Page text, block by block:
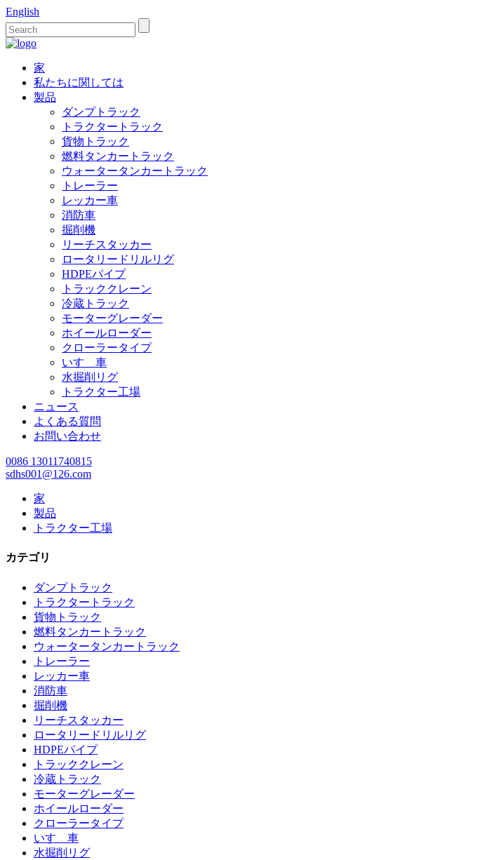
English
家
私たちに関しては
製品
ダンプトラック
トラクタートラック
貨物トラック
燃料タンカートラック
ウォータータンカートラック
トレーラー
レッカー車
消防車
掘削機
リーチスタッカー
ロータリードリルリグ
HDPEパイプ
トラッククレーン
冷蔵トラック
モーターグレーダー
ホイールローダー
クローラータイプ
いすゞ車
水掘削リグ
トラクター工場
ニュース
よくある質問
お問い合わせ
0086 13011740815
sdhs001@126.com
家
製品
トラクター工場
カテゴリ
ダンプトラック
トラクタートラック
貨物トラック
燃料タンカートラック
ウォータータンカートラック
トレーラー
レッカー車
消防車
掘削機
リーチスタッカー
ロータリードリルリグ
HDPEパイプ
トラッククレーン
冷蔵トラック
モーターグレーダー
ホイールローダー
クローラータイプ
いすゞ車
水掘削リグ